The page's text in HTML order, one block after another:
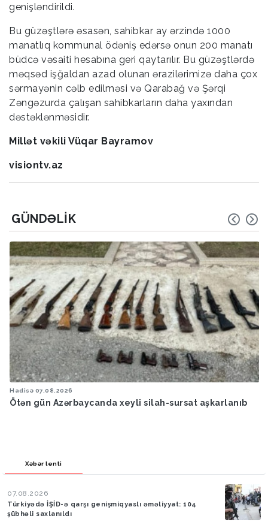
genişləndirildi.
Bu güzəştlərə əsasən, sahibkar ay ərzində 1000
manatlıq kommunal ödəniş edərsə onun 200 manatı
büdcə vəsaiti hesabına geri qaytarılır. Bu güzəştlərdə
məqsəd işğaldan azad olunan ərazilərimizə daha çox
sərmayənin cəlb edilməsi və Qarabağ və Şərqi
Zəngəzurda çalışan sahibkarların daha yaxından
dəstəklənməsidir.
Millət vəkili Vüqar Bayramov
visiontv.az
GÜNDƏLIK
Hadisə 07.08.2026
Ötən gün Azərbaycanda xeyli silah-sursat aşkarlanıb
Xəbər lenti
07.08.2026
Türkiyədə İŞİD-ə qarşı genişmiqyaslı əməliyyat: 104
şübhəli saxlanıldı